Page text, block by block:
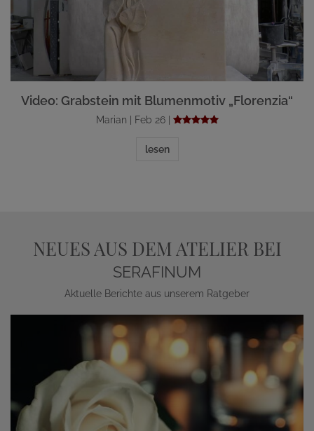
Video: Grabstein mit Blumenmotiv „Florenzia“
Marian | Feb 26 |
lesen
NEUES AUS DEM ATELIER BEI
SERAFINUM
Aktuelle Berichte aus unserem Ratgeber